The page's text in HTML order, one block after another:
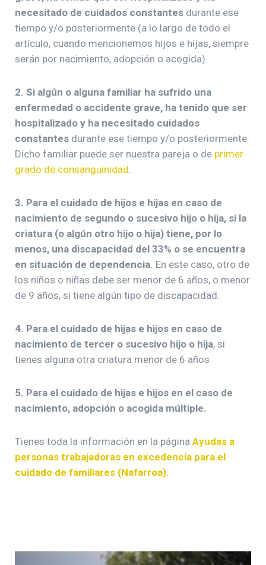
necesitado de cuidados constantes durante ese
tiempo y/o posteriormente (a lo largo de todo el
artículo, cuando mencionemos hijos e hijas, siempre
serán por nacimiento, adopción o acogida).
2. Si algún o alguna familiar ha sufrido una
enfermedad o accidente grave, ha tenido que ser
hospitalizado y ha necesitado cuidados
constantes durante ese tiempo y/o posteriormente.
Dicho familiar puede ser nuestra pareja o de primer
grado de consanguinidad
3. Para el cuidado de hijos e hijas en caso de
nacimiento de segundo o sucesivo hijo o hija, si la
criatura (o algún otro hijo o hija) tiene, por lo
menos, una discapacidad del 33% o se encuentra
en situación de dependencia. En este caso, otro de
los niños o niñas debe ser menor de 6 años, o menor
de 9 años, si tiene algún tipo de discapacidad.
4. Para el cuidado de hijas e hijos en caso de
nacimiento de tercer o sucesivo hijo o hija, si
tienes alguna otra criatura menor de 6 años
5. Para el cuidado de hijas e hijos en el caso de
nacimiento, adopción o acogida múltiple.
Tienes toda la información en la página Ayudas a
personas trabajadoras en excedencia para el
cuidado de familiares (Nafarroa).